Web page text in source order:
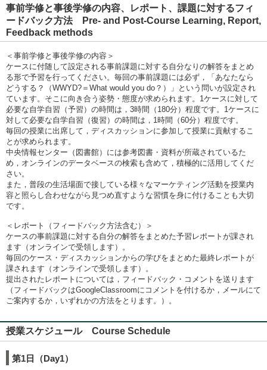
事前学修と事後学修の内容、レポート、課題に対するフィ
ードバック方法 Pre- and Post-Course Learning, Report,
Feedback methods
＜事前学修と事後学修の内容＞
ケースに付随して設定される事前課題に対する自分なりの解答をまとめ
る形で予習を行ってください。毎回の事前課題には必ず，「あなたなら
どうする？（WWYD?＝What would you do？）」という問いが設定され
ています。そこに向き合う姿勢・態度が求められます。1ケースに対して
必要な自学自習（予習）の時間は，3時間（180分）程度です。1ケースに
対して必要な自学自習（復習）の時間は，1時間（60分）程度です。
毎回の授業に出席して，ディスカッションに参加して授業に貢献するこ
とが求められます。
中央情報センター（図書館）には参考図書・資料が所蔵されているた
め，オンラインのデータベースの検索も含めて，積極的に活用してくだ
さい。
また，普段の生活場面で接している様々なマーケティング活動を授業内
容と照らし合わせながら見つめ直すような習慣を身に付けることも大切
です。
＜レポート（フィードバック方法含む）＞
ケースの事前課題に対する自分の解答をまとめた予習レポートが課され
ます（オンラインで受領します）。
毎回のケース・ディスカッションからの学びをまとめた最終レポートが
課されます（オンラインで受領します）。
提出されたレポートについては，フィードバック・コメントを送ります
（フィードバックはGoogleClassroomにコメントを付けるか，メールにて
ご案内するか，いずれかの方法をとります。）。
授業スケジュール Course Schedule
第1日（Day1）